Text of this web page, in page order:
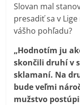
Slovan mal
presadiť sa v
vášho pohľadu?
„Hodnotím ju
skončili druhí v
sklamaní. Na
bude veľmi
mužstvo